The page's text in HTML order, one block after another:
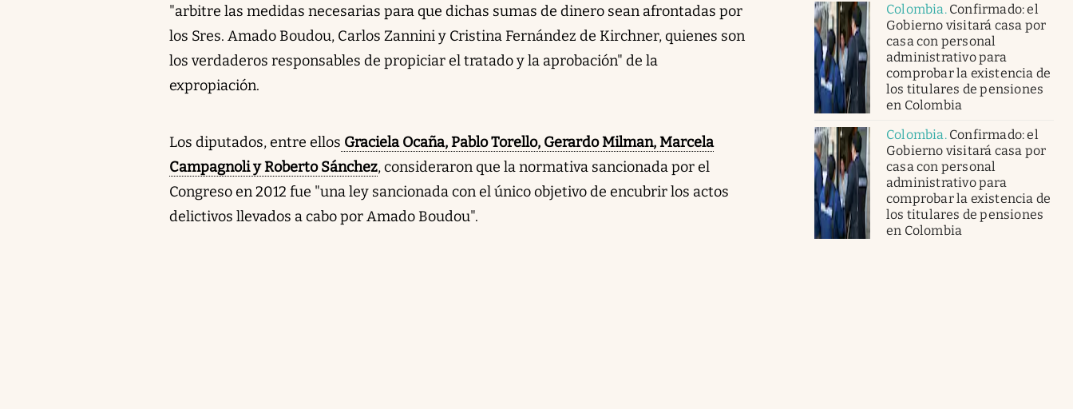
"arbitre las medidas necesarias para que dichas sumas de dinero sean afrontadas por
los Sres. Amado Boudou, Carlos Zannini y Cristina Fernández de Kirchner, quienes son
los verdaderos responsables de propiciar el tratado y la aprobación" de la
expropiación.
Los diputados, entre ellos Graciela Ocaña, Pablo Torello, Gerardo Milman, Marcela
Campagnoli y Roberto Sánchez, consideraron que la normativa sancionada por el
Congreso en 2012 fue "una ley sancionada con el único objetivo de encubrir los actos
delictivos llevados a cabo por Amado Boudou".
Colombia. Confirmado: el
Gobierno visitará casa por
casa con personal
administrativo para
comprobar la existencia de
los titulares de pensiones
en Colombia
Colombia. Confirmado: el
Gobierno visitará casa por
casa con personal
administrativo para
comprobar la existencia de
los titulares de pensiones
en Colombia